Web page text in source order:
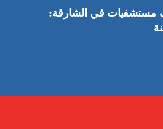
مستشفيات في الشارقة: